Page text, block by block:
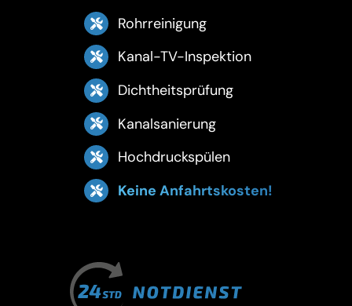
Rohrreinigung
Kanal-TV-Inspektion
Dichtheitsprüfung
Kanalsanierung
Hochdruckspülen
Keine Anfahrtskosten!